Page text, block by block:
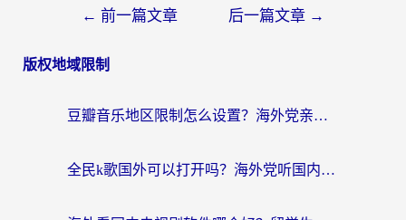
← 前一篇文章 后一篇文章 →
版权地域限制
豆瓣音乐地区限制怎么设置？海外党亲测有效的回国加速方案来了
全民k歌国外可以打开吗？海外党听国内音乐听书的实用指南